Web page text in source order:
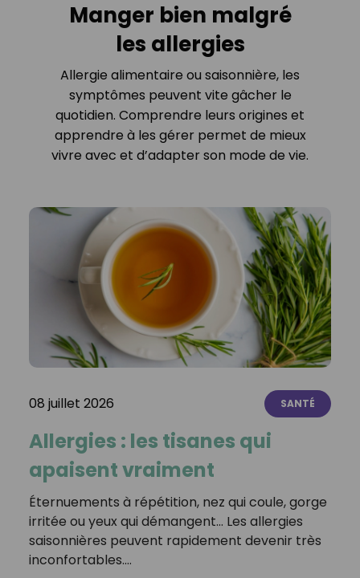
Manger bien malgré
les allergies
Allergie alimentaire ou saisonnière, les
symptômes peuvent vite gâcher le
quotidien. Comprendre leurs origines et
apprendre à les gérer permet de mieux
vivre avec et d’adapter son mode de vie.
08 juillet 2026 SANTÉ
Allergies : les tisanes qui
apaisent vraiment
Éternuements à répétition, nez qui coule, gorge
irritée ou yeux qui démangent… Les allergies
saisonnières peuvent rapidement devenir très
inconfortables.…